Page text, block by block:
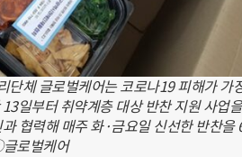
단체 글로벌케어는 코로나19 피해가 가
일부터 취약계층 대상 반찬 지원 사업
협력해 매주 화·금요일 신선한 반찬을
로벌케어